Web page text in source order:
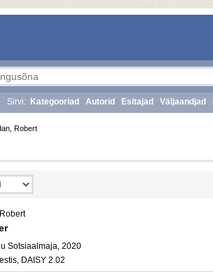
Sirvi: Kategooriad Autorid Esitajad Väljaandjad
Robert
Sotsiaalmaja, 2020
DAISY 2.02